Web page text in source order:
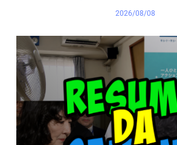
2026/08/08